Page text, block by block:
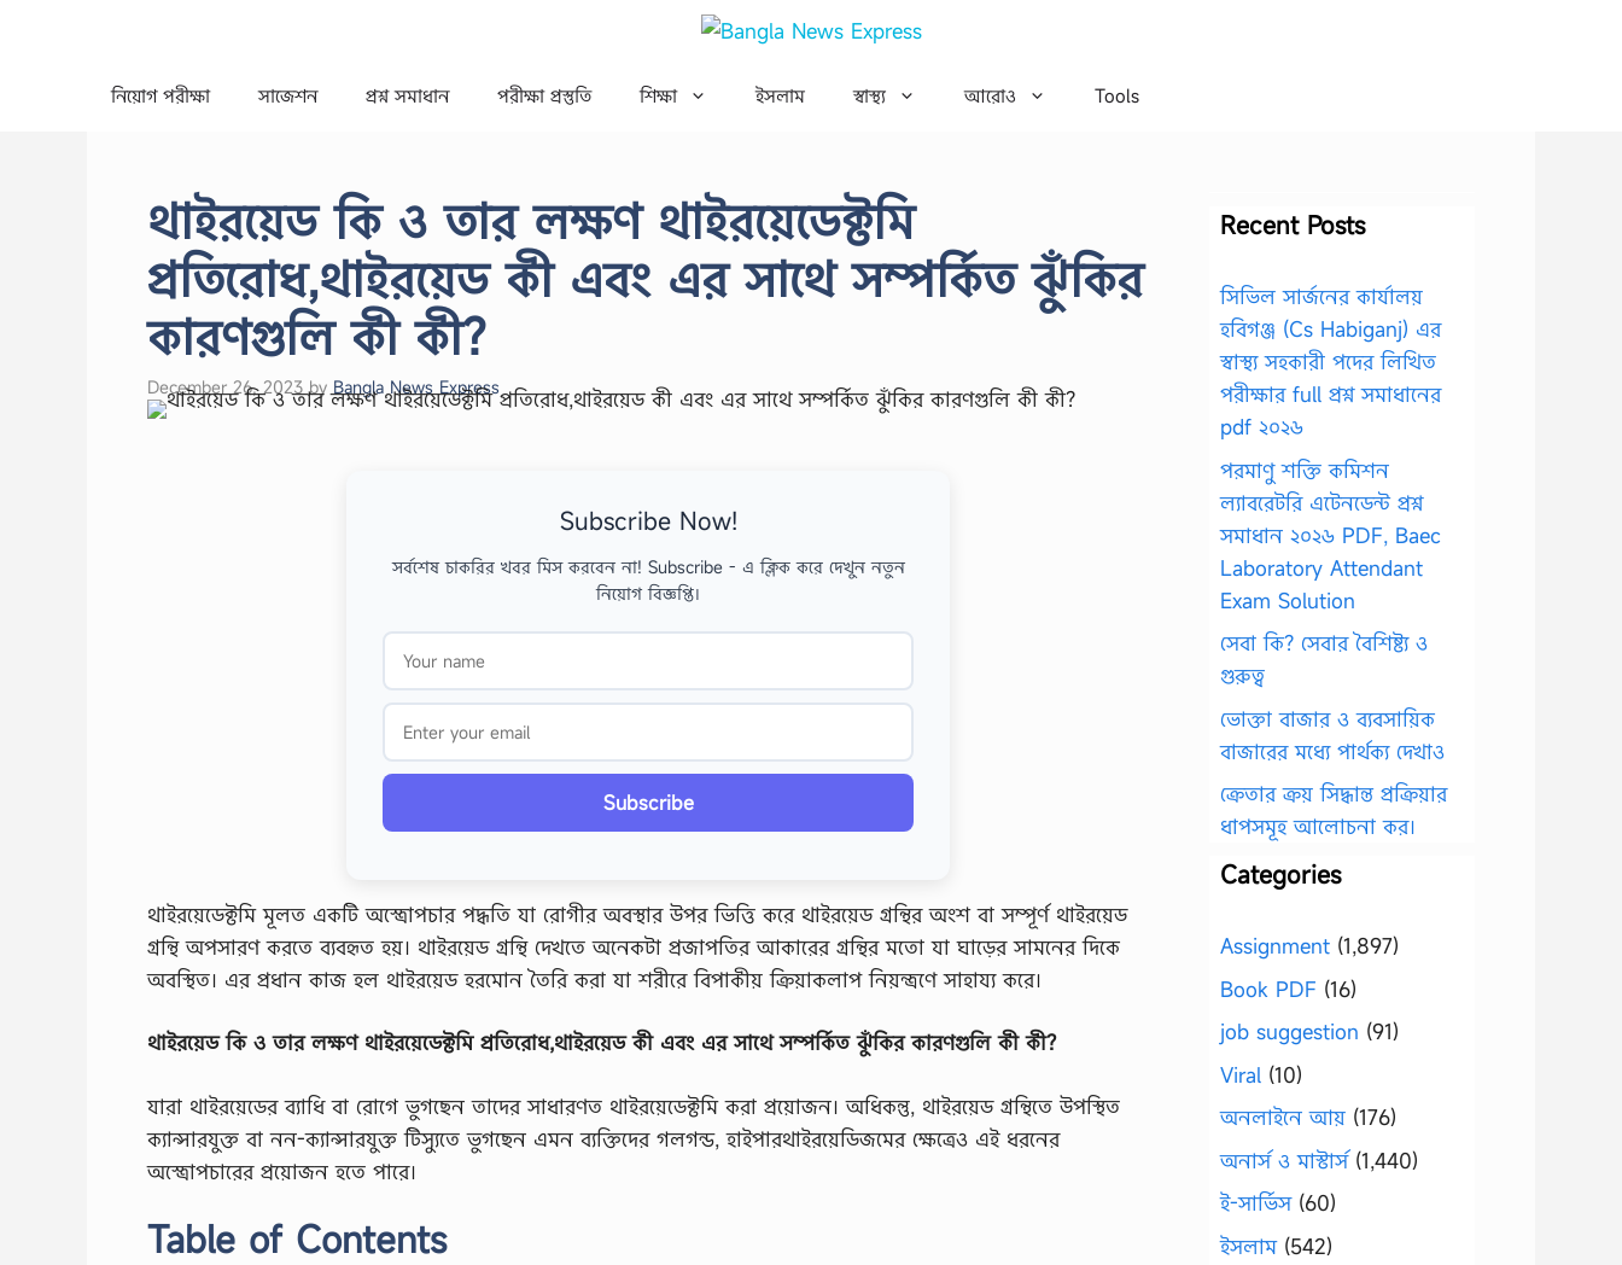
নিয়োগ পরীক্ষা সাজেশন প্রশ্ন সমাধান পরীক্ষা প্রস্তুতি শিক্ষা ইসলাম স্বাস্থ্য আরোও Tools
থাইরয়েড কি ও তার লক্ষণ থাইরয়েডেক্টমি
প্রতিরোধ,থাইরয়েড কী এবং এর সাথে সম্পর্কিত ঝুঁকির
কারণগুলি কী কী?
December 26, 2023 by Bangla News Express
Subscribe Now!
সর্বশেষ চাকরির খবর মিস করবেন না! Subscribe - এ ক্লিক করে দেখুন নতুন
নিয়োগ বিজ্ঞপ্তি।
Subscribe
থাইরয়েডেক্টমি মূলত একটি অস্ত্রোপচার পদ্ধতি যা রোগীর অবস্থার উপর ভিত্তি করে থাইরয়েড গ্রন্থির অংশ বা সম্পূর্ণ থাইরয়েড
গ্রন্থি অপসারণ করতে ব্যবহৃত হয়। থাইরয়েড গ্রন্থি দেখতে অনেকটা প্রজাপতির আকারের গ্রন্থির মতো যা ঘাড়ের সামনের দিকে
অবস্থিত। এর প্রধান কাজ হল থাইরয়েড হরমোন তৈরি করা যা শরীরে বিপাকীয় ক্রিয়াকলাপ নিয়ন্ত্রণে সাহায্য করে।
থাইরয়েড কি ও তার লক্ষণ থাইরয়েডেক্টমি প্রতিরোধ,থাইরয়েড কী এবং এর সাথে সম্পর্কিত ঝুঁকির কারণগুলি কী কী?
যারা থাইরয়েডের ব্যাধি বা রোগে ভুগছেন তাদের সাধারণত থাইরয়েডেক্টমি করা প্রয়োজন। অধিকন্তু, থাইরয়েড গ্রন্থিতে উপস্থিত
ক্যান্সারযুক্ত বা নন-ক্যান্সারযুক্ত টিস্যুতে ভুগছেন এমন ব্যক্তিদের গলগন্ড, হাইপারথাইরয়েডিজমের ক্ষেত্রেও এই ধরনের
অস্ত্রোপচারের প্রয়োজন হতে পারে।
Table of Contents
Recent Posts
সিভিল সার্জনের কার্যালয়
হবিগঞ্জ (Cs Habiganj) এর
স্বাস্থ্য সহকারী পদের লিখিত
পরীক্ষার full প্রশ্ন সমাধানের
pdf ২০২৬
পরমাণু শক্তি কমিশন
ল্যাবরেটরি এটেনডেন্ট প্রশ্ন
সমাধান ২০২৬ PDF, Baec
Laboratory Attendant
Exam Solution
সেবা কি? সেবার বৈশিষ্ট্য ও
গুরুত্ব
ভোক্তা বাজার ও ব্যবসায়িক
বাজারের মধ্যে পার্থক্য দেখাও
ক্রেতার ক্রয় সিদ্ধান্ত প্রক্রিয়ার
ধাপসমূহ আলোচনা কর।
Categories
Assignment (1,897)
Book PDF (16)
job suggestion (91)
Viral (10)
অনলাইনে আয় (176)
অনার্স ও মাস্টার্স(1,440)
ই-সার্ভিস(60)
ইসলাম(542)